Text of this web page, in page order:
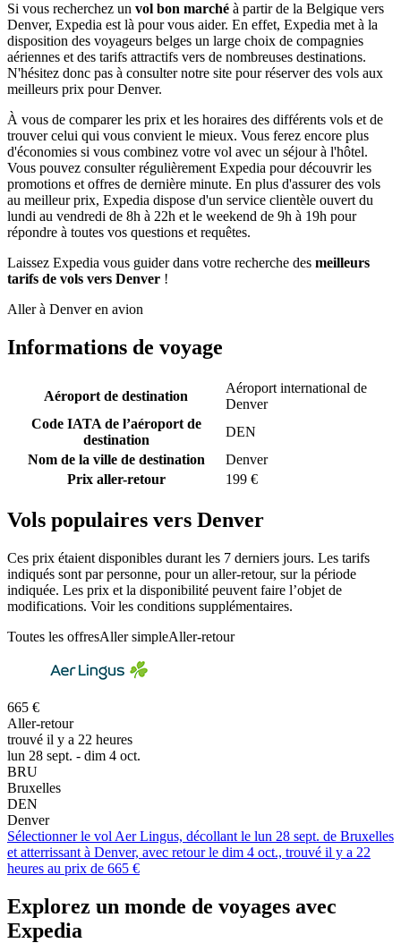
Si vous recherchez un vol bon marché à partir de la Belgique vers
Denver, Expedia est là pour vous aider. En effet, Expedia met à la
disposition des voyageurs belges un large choix de compagnies
aériennes et des tarifs attractifs vers de nombreuses destinations.
N'hésitez donc pas à consulter notre site pour réserver des vols aux
meilleurs prix pour Denver.
À vous de comparer les prix et les horaires des différents vols et de
trouver celui qui vous convient le mieux. Vous ferez encore plus
d'économies si vous combinez votre vol avec un séjour à l'hôtel.
Vous pouvez consulter régulièrement Expedia pour découvrir les
promotions et offres de dernière minute. En plus d'assurer des vols
au meilleur prix, Expedia dispose d'un service clientèle ouvert du
lundi au vendredi de 8h à 22h et le weekend de 9h à 19h pour
répondre à toutes vos questions et requêtes.
Laissez Expedia vous guider dans votre recherche des meilleurs
tarifs de vols vers Denver !
Aller à Denver en avion
Informations de voyage
Aéroport de destination
Aéroport international de
Denver
Code IATA de l’aéroport de
destination
DEN
Nom de la ville de destination
Denver
Prix aller-retour
199 €
Vols populaires vers Denver
Ces prix étaient disponibles durant les 7 derniers jours. Les tarifs
indiqués sont par personne, pour un aller-retour, sur la période
indiquée. Les prix et la disponibilité peuvent faire l’objet de
modifications. Voir les conditions supplémentaires.
Toutes les offresAller simpleAller-retour
665 €
Aller-retour
trouvé il y a 22 heures
lun 28 sept. - dim 4 oct.
BRU
Bruxelles
DEN
Denver
Sélectionner le vol Aer Lingus, décollant le lun 28 sept. de Bruxelles
et atterrissant à Denver, avec retour le dim 4 oct., trouvé il y a 22
heures au prix de 665 €
Explorez un monde de voyages avec
Expedia